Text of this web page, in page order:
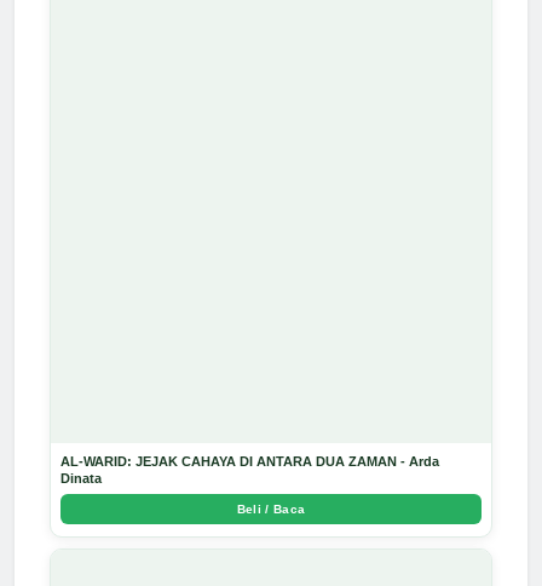
AL-WARID: JEJAK CAHAYA DI ANTARA DUA ZAMAN - Arda
Dinata
Beli / Baca